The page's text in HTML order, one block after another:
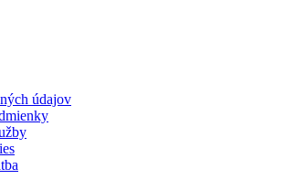
údajov